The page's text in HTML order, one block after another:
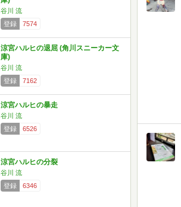
谷川 流
登録
7574
涼宮ハルヒの退屈 (角川スニーカー文
庫)
谷川 流
登録
7162
涼宮ハルヒの暴走
谷川 流
登録
6526
涼宮ハルヒの分裂
谷川 流
登録
6346